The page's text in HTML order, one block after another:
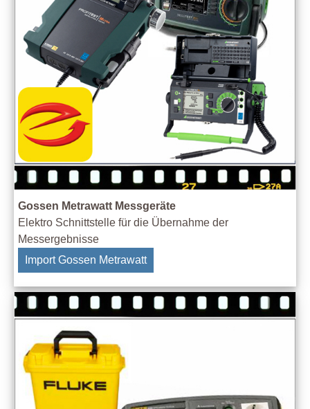
Gossen Metrawatt Messgeräte
Elektro Schnittstelle für die Übernahme der
Messergebnisse
Import Gossen Metrawatt